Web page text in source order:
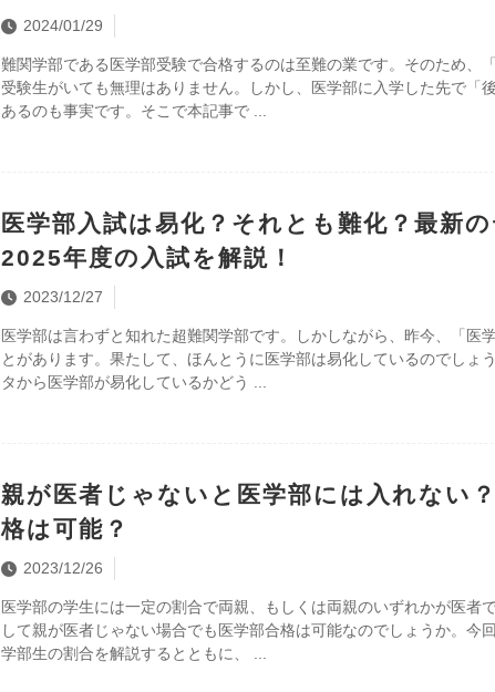
2024/01/29
難関学部である医学部受験で合格するのは至難の業です。そのため、
受験生がいても無理はありません。しかし、医学部に入学した先で「
あるのも事実です。そこで本記事で
医学部入試は易化？それとも難化？最新
2025年度の入試を解説！
2023/12/27
医学部は言わずと知れた超難関学部です。しかしながら、昨今、「医
とがあります。果たして、ほんとうに医学部は易化しているのでしょ
タから医学部が易化しているかどう
親が医者じゃないと医学部には入れない
格は可能？
2023/12/26
医学部の学生には一定の割合で両親、もしくは両親のいずれかが医者
して親が医者じゃない場合でも医学部合格は可能なのでしょうか。今
学部生の割合を解説するとともに、